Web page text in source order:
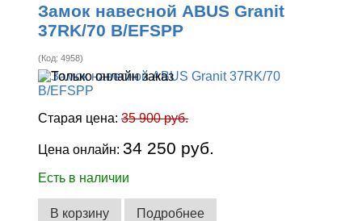
Замок навесной ABUS Granit
37RK/70 B/EFSPP
(Код:4958)
Старая цена:35 900 руб.
Цена онлайн:34 250 руб.
Есть в наличии
В корзину Подробнее